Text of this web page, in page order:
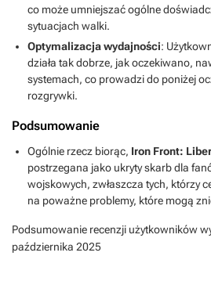
co może umniejszać ogólne
sytuacjach walki.
Optymalizacja wydajności:
działa tak dobrze, jak oczekiwano,
systemach, co prowadzi do poniżej
rozgrywki.
Podsumowanie
Ogólnie rzecz biorąc, Iron Front:
postrzegana jako ukryty skarb dla
wojskowych, zwłaszcza tych, którzy
na poważne problemy, które mogą
Podsumowanie recenzji użytkowników
października 2025